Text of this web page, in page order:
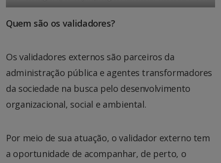
Quem são os validadores?
Os validadores externos são parceiros da
administração pública e agentes transformadores
da sociedade na busca pelo desenvolvimento
organizacional, social e ambiental.
Por meio de sua atuação, o validador externo tem
a oportunidade de acompanhar, de perto, o